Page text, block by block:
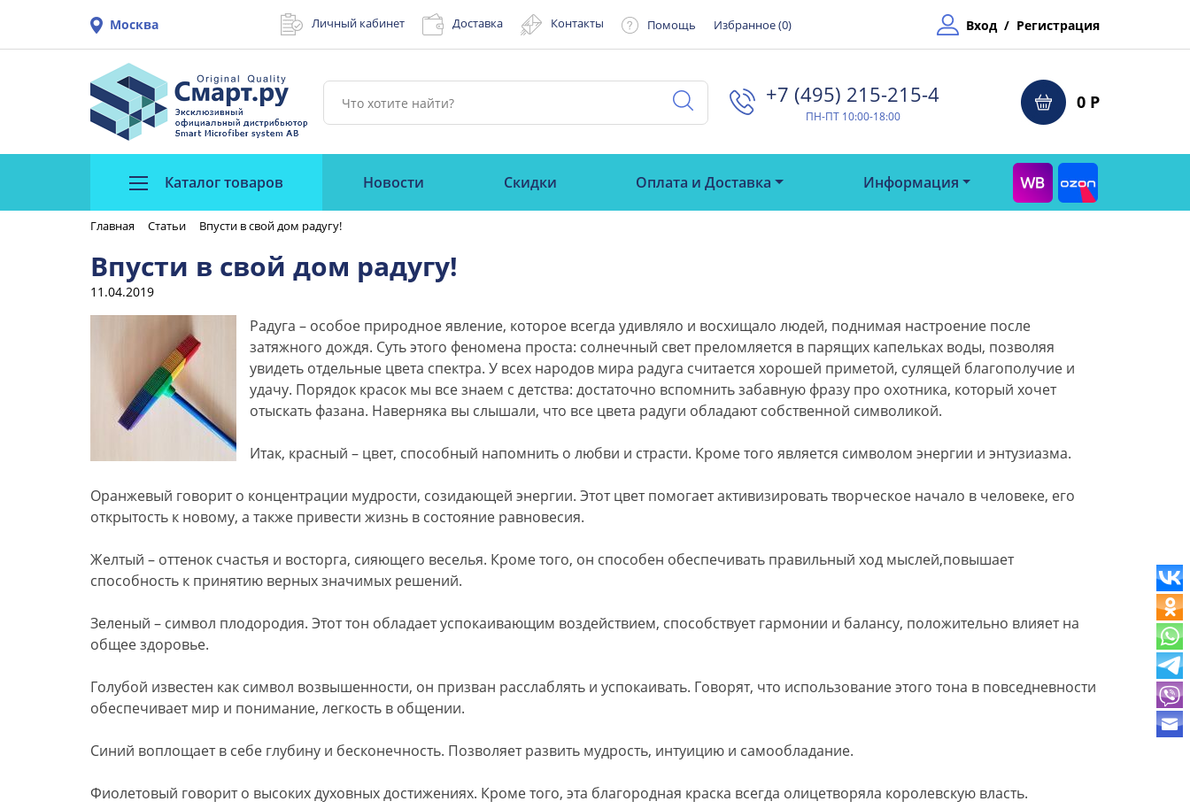
Москва Личный кабинет Доставка Контакты Помощь Избранное (0) Вход / Регистрация
+7 (495) 215-215-4⁠
ПН-ПТ 10:00-18:00
0 Р
Каталог товаров Новости Скидки Оплата и Доставка Информация
Главная Статьи Впусти в свой дом радугу!
Впусти в свой дом радугу!
11.04.2019
Радуга – особое природное явление, которое всегда удивляло и восхищало людей, поднимая настроение после
затяжного дождя. Суть этого феномена проста: солнечный свет преломляется в парящих капельках воды, позволяя
увидеть отдельные цвета спектра. У всех народов мира радуга считается хорошей приметой, сулящей благополучие и
удачу. Порядок красок мы все знаем с детства: достаточно вспомнить забавную фразу про охотника, который хочет
отыскать фазана. Наверняка вы слышали, что все цвета радуги обладают собственной символикой.
Итак, красный – цвет, способный напомнить о любви и страсти. Кроме того является символом энергии и энтузиазма.
Оранжевый говорит о концентрации мудрости, созидающей энергии. Этот цвет помогает активизировать творческое начало в человеке, его
открытость к новому, а также привести жизнь в состояние равновесия.
Желтый – оттенок счастья и восторга, сияющего веселья. Кроме того, он способен обеспечивать правильный ход мыслей,повышает
способность к принятию верных значимых решений.
Зеленый – символ плодородия. Этот тон обладает успокаивающим воздействием, способствует гармонии и балансу, положительно влияет на
общее здоровье.
Голубой известен как символ возвышенности, он призван расслаблять и успокаивать. Говорят, что использование этого тона в повседневности
обеспечивает мир и понимание, легкость в общении.
Синий воплощает в себе глубину и бесконечность. Позволяет развить мудрость, интуицию и самообладание.
Фиолетовый говорит о высоких духовных достижениях. Кроме того, эта благородная краска всегда олицетворяла королевскую власть.